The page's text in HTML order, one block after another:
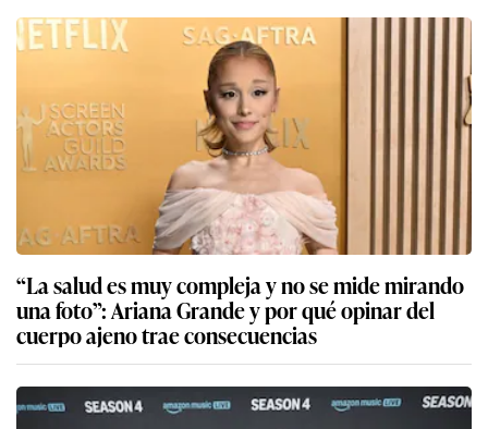
“La salud es muy compleja y no se mide mirando
una foto”: Ariana Grande y por qué opinar del
cuerpo ajeno trae consecuencias